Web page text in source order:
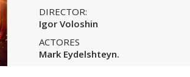
DIRECTOR:
Igor Voloshin
ACTORES
Mark Eydelshteyn.